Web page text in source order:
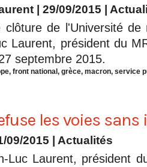
| 29/09/2015
clôture de l'Université de
Laurent, président du
septembre 2015.
, front national , grèce, macron, service
les voies sans
09/2015 Actualités
Luc Laurent, président